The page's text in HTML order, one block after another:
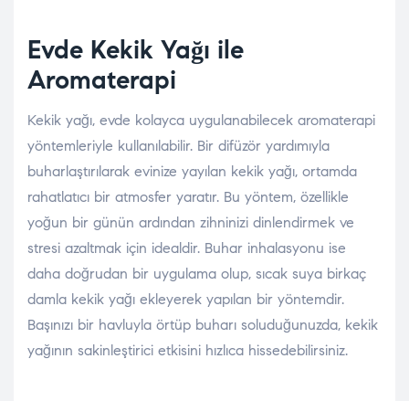
Evde Kekik Yağı ile
Aromaterapi
Kekik yağı, evde kolayca uygulanabilecek aromaterapi
yöntemleriyle kullanılabilir. Bir difüzör yardımıyla
buharlaştırılarak evinize yayılan kekik yağı, ortamda
rahatlatıcı bir atmosfer yaratır. Bu yöntem, özellikle
yoğun bir günün ardından zihninizi dinlendirmek ve
stresi azaltmak için idealdir. Buhar inhalasyonu ise
daha doğrudan bir uygulama olup, sıcak suya birkaç
damla kekik yağı ekleyerek yapılan bir yöntemdir.
Başınızı bir havluyla örtüp buharı soluduğunuzda, kekik
yağının sakinleştirici etkisini hızlıca hissedebilirsiniz.